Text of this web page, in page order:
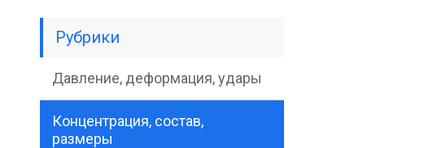
Рубрики
Давление, деформация, удары
Концентрация, состав,
размеры